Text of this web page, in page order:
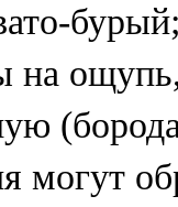
на
могут